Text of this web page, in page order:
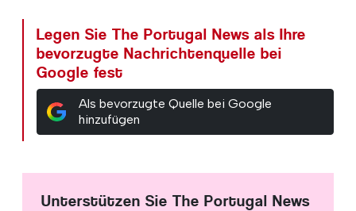
Legen Sie The Portugal News als Ihre
bevorzugte Nachrichtenquelle bei
Google fest
Als bevorzugte Quelle bei Google
hinzufügen
Unterstützen Sie The Portugal News